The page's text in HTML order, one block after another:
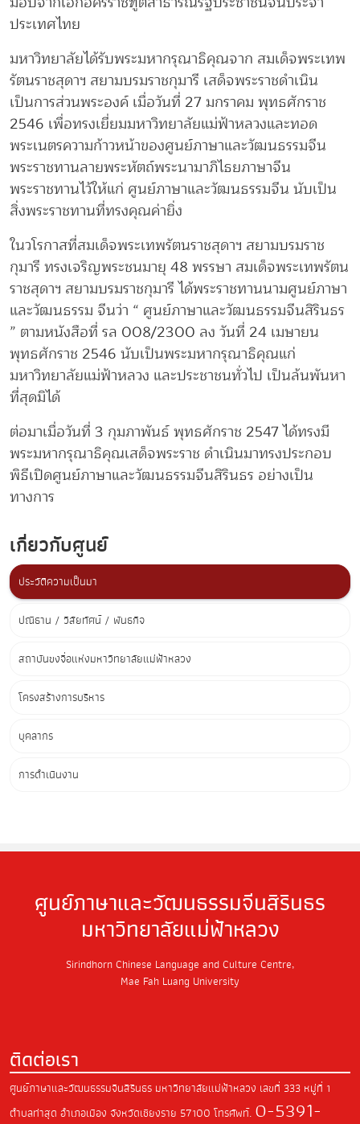
ประเทศไทย
มหาวิทยาลัยได้รับพระมหากรุณาธิคุณจาก สมเด็จพระเทพ
รัตนราชสุดาฯ สยามบรมราชกุมารี เสด็จพระราชดำเนิน
เป็นการส่วนพระองค์ เมื่อวันที่ 27 มกราคม พุทธศักราช
2546 เพื่อทรงเยี่ยมมหาวิทยาลัยแม่ฟ้าหลวงและทอด
พระเนตรความก้าวหน้าของศูนย์ภาษาและวัฒนธรรมจีน
พระราชทานลายพระหัตถ์พระนามาภิไธยภาษาจีน
พระราชทานไว้ให้แก่ ศูนย์ภาษาและวัฒนธรรมจีน นับเป็น
สิ่งพระราชทานที่ทรงคุณค่ายิ่ง
ในวโรกาสที่สมเด็จพระเทพรัตนราชสุดาฯ สยามบรมราช
กุมารี ทรงเจริญพระชนมายุ 48 พรรษา สมเด็จพระเทพรัตน
ราชสุดาฯ สยามบรมราชกุมารี ได้พระราชทานนามศูนย์ภาษา
และวัฒนธรรม จีนว่า “ ศูนย์ภาษาและวัฒนธรรมจีนสิรินธร
” ตามหนังสือที่ รล 008/2300 ลง วันที่ 24 เมษายน
พุทธศักราช 2546 นับเป็นพระมหากรุณาธิคุณแก่
มหาวิทยาลัยแม่ฟ้าหลวง และประชาชนทั่วไป เป็นล้นพันหา
ที่สุดมิได้
ต่อมาเมื่อวันที่ 3 กุมภาพันธ์ พุทธศักราช 2547 ได้ทรงมี
พระมหากรุณาธิคุณเสด็จพระราช ดำเนินมาทรงประกอบ
พิธีเปิดศูนย์ภาษาและวัฒนธรรมจีนสิรินธร อย่างเป็น
ทางการ
เกี่ยวกับศูนย์
ประวัติความเป็นมา
ปณิธาน / วิสัยทัศน์ / พันธกิจ
สถาบันขงจื่อแห่งมหาวิทยาลัยแม่ฟ้าหลวง
โครงสร้างการบริหาร
บุคลากร
การดำเนินงาน
ศูนย์ภาษาและวัฒนธรรมจีนสิรินธร
มหาวิทยาลัยแม่ฟ้าหลวง
Sirindhorn Chinese Language and Culture Centre,
Mae Fah Luang University
ติดต่อเรา
ศูนย์ภาษาและวัฒนธรรมจีนสิรินธร มหาวิทยาลัยแม่ฟ้าหลวง เลขที่ 333 หมู่ที่ 1
ตำบลท่าสุด อำเภอเมือง จังหวัดเชียงราย 57100 โทรศัพท์. 0-5391-